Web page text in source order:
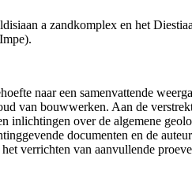
a zandkomplex en het
naar een samenvattende
van bouwwerken. Aan de
over de algemene
documenten en de
verrichten van aanvullende